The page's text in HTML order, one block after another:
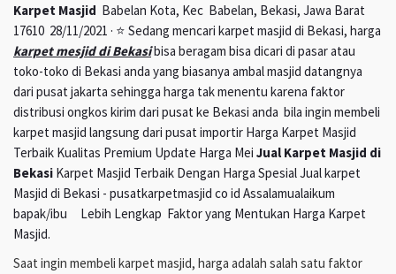
Karpet Masjid Babelan Kota, Kec Babelan, Bekasi, Jawa Barat
17610 28/11/2021 · ⭐ Sedang mencari karpet masjid di Bekasi, harga
karpet mesjid di Bekasibisa beragam bisa dicari di pasar atau
toko-toko di Bekasi anda yang biasanya ambal masjid datangnya
dari pusat jakarta sehingga harga tak menentu karena faktor
distribusi ongkos kirim dari pusat ke Bekasi anda bila ingin membeli
karpet masjid langsung dari pusat importir Harga Karpet Masjid
Terbaik Kualitas Premium Update Harga Mei Jual Karpet Masjid di
Bekasi Karpet Masjid Terbaik Dengan Harga Spesial Jual karpet
Masjid di Bekasi - pusatkarpetmasjid co id Assalamualaikum
bapak/ibu Lebih Lengkap Faktor yang Mentukan Harga Karpet
Masjid.
Saat ingin membeli karpet masjid, harga adalah salah satu faktor